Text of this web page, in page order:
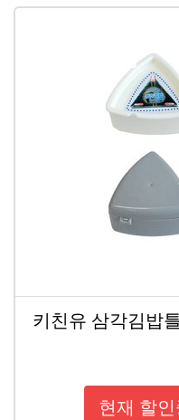
키친유 삼각김밥
현재 할